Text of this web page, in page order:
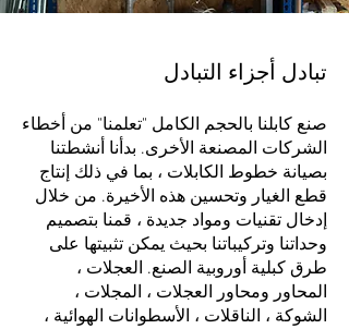
تبادل أجزاء التبادل ​
صنع كابلنا بالحجم الكامل "تعلمنا" من أخطاء
الشركات المصنعة الأخرى. بدأنا أنشطتنا
بصيانة خطوط الكابلات ، بما في ذلك إنتاج
قطع الغيار وتحسين هذه الأخيرة. من خلال
إدخال تقنيات ومواد جديدة ، قمنا بتصميم
وحداتنا وتركيباتنا بحيث يمكن تثبيتها على
طرق كبلية أوروبية الصنع. العجلات ،
المحاور ومحاور العجلات ، المجلات ،
الشوكة ، الناقلات ، الأسطوانات الهوائية ،